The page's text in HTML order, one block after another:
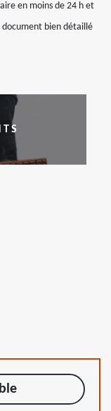
en moins de 24 h et
document bien détaillé